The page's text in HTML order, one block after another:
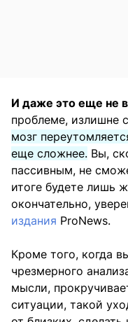
И даже это еще не
проблеме, излишне
мозг
еще сложнее. Вы,
пассивным, не
итоге будете лишь
окончательно,
издания ProNews.
Кроме того, когда
чрезмерного
мысли,
ситуации, такой